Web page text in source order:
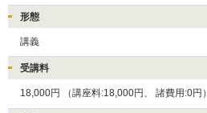
形態
講義
受講料
18,000円 （講座料:18,000円、 諸費用:0円）